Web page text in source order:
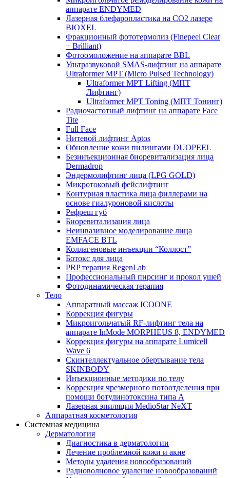
аппарате ENDYMED
Лазерная блефаропластика на CO2 лазере
BIOXEL
Фракционный фототермолиз (Finepeel Clear
+ Brilliant)
Фотоомоложение на аппарате BBL
Ультразвуковой SMAS-лифтинг на аппарате
Ultraformer MPT (Micro Pulsed Technology)
Ultraformer MPT Lifting (МПТ
Лифтинг)
Ultraformer MPT Toning (МПТ Тонинг)
Радиочастотный лифтинг на аппарате Face
Tite
Full Face
Нитевой лифтинг Aptos
Обновление кожи пилингами DUOPEEL
Безинъекционная биоревитализация лица
Dermadrop
Эндермолифтинг лица (LPG GOLD)
Микротоковый фейслифтинг
Контурная пластика лица филлерами на
основе гиалуроновой кислоты
Рефреш губ
Биоревитализация лица
Неинвазивное моделирование лица
EMFACE BTL
Коллагеновые инъекции “Коллост”
Ботокс для лица
PRP терапия RegenLab
Профессиональный пирсинг и прокол ушей
Фотодинамическая терапия
Тело
Аппаратный массаж ICOONE
Коррекция фигуры
Микроигольчатый RF-лифтинг тела на
аппарате InMode MORPHEUS 8, ENDYMED
Коррекция фигуры на аппарате Lumicell
Wave 6
Скинтеллектуальное обертывание тела
SKINBODY
Инъекционные методики по телу
Коррекция чрезмерного потоотделения при
помощи ботулинотоксина типа А
Лазерная эпиляция MedioStar NeXT
Аппаратная косметология
Системная медицина
Дерматология
Диагностика в дерматологии
Лечение проблемной кожи и акне
Методы удаления новообразований
Радиоволновое удаление новообразований